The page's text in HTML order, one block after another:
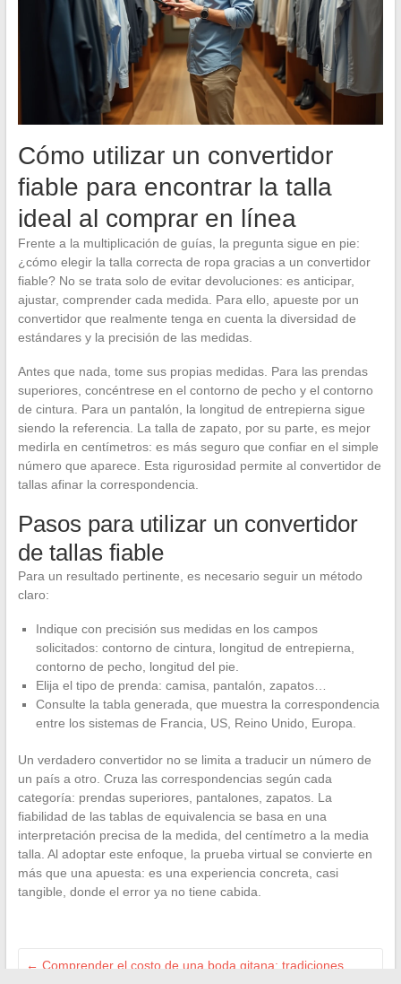
Cómo utilizar un convertidor
fiable para encontrar la talla
ideal al comprar en línea
Frente a la multiplicación de guías, la pregunta sigue en pie:
¿cómo elegir la talla correcta de ropa gracias a un convertidor
fiable? No se trata solo de evitar devoluciones: es anticipar,
ajustar, comprender cada medida. Para ello, apueste por un
convertidor que realmente tenga en cuenta la diversidad de
estándares y la precisión de las medidas.
Antes que nada, tome sus propias medidas. Para las prendas
superiores, concéntrese en el contorno de pecho y el contorno
de cintura. Para un pantalón, la longitud de entrepierna sigue
siendo la referencia. La talla de zapato, por su parte, es mejor
medirla en centímetros: es más seguro que confiar en el simple
número que aparece. Esta rigurosidad permite al convertidor de
tallas afinar la correspondencia.
Pasos para utilizar un convertidor
de tallas fiable
Para un resultado pertinente, es necesario seguir un método
claro:
Indique con precisión sus medidas en los campos
solicitados: contorno de cintura, longitud de entrepierna,
contorno de pecho, longitud del pie.
Elija el tipo de prenda: camisa, pantalón, zapatos…
Consulte la tabla generada, que muestra la correspondencia
entre los sistemas de Francia, US, Reino Unido, Europa.
Un verdadero convertidor no se limita a traducir un número de
un país a otro. Cruza las correspondencias según cada
categoría: prendas superiores, pantalones, zapatos. La
fiabilidad de las tablas de equivalencia se basa en una
interpretación precisa de la medida, del centímetro a la media
talla. Al adoptar este enfoque, la prueba virtual se convierte en
más que una apuesta: es una experiencia concreta, casi
tangible, donde el error ya no tiene cabida.
← Comprender el costo de una boda gitana: tradiciones,